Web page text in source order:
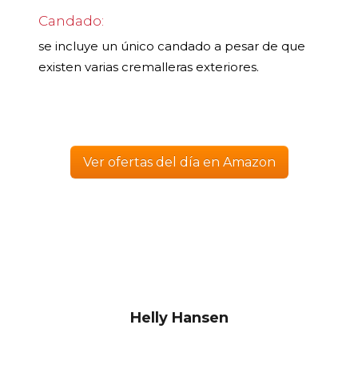
Candado:
se incluye un único candado a pesar de que
existen varias cremalleras exteriores.
Ver ofertas del día en Amazon
Helly Hansen